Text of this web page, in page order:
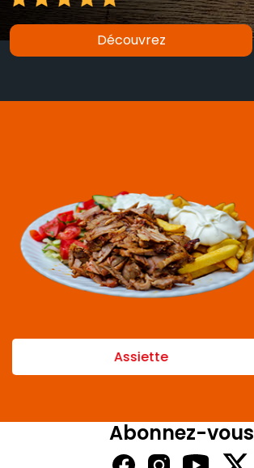
Découvrez
Assiette
Abonnez-vous